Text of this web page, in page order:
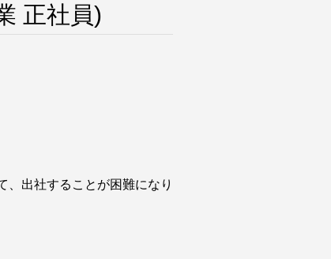
正社員)
、出社することが困難になり